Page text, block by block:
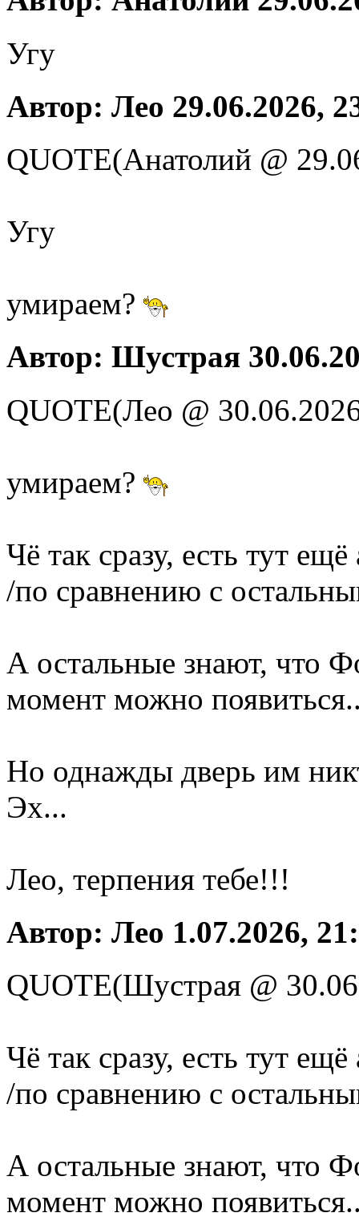
Угу
Автор: Лео 29.06.2026,
QUOTE(Анатолий @
Угу
умираем?
Автор: Шустрая
QUOTE(Лео @
умираем?
Чё так сразу, есть тут
/по сравнению с
А остальные знают, что
момент можно
Но однажды дверь им
Эх...
Лео, терпения тебе!!!
Автор: Лео 1.07.2026,
QUOTE(Шустрая @
Чё так сразу, есть тут
/по сравнению с
А остальные знают, что
момент можно